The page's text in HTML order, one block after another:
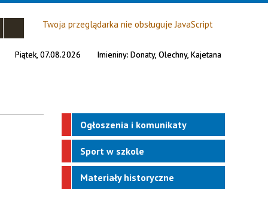
Twoja przeglądarka nie obsługuje JavaScript
Piątek, 07.08.2026 Imieniny: Donaty, Olechny, Kajetana
Ogłoszenia i komunikaty
Sport w szkole
Materiały historyczne